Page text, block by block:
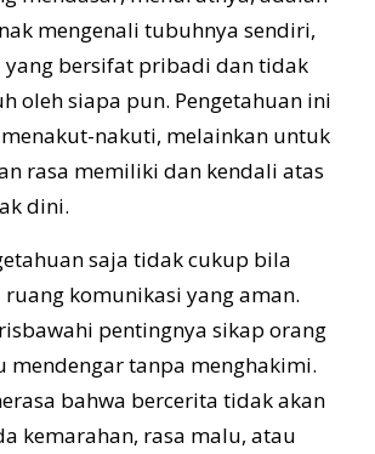
mengenali tubuhnya sendiri,
yang bersifat pribadi dan tidak
oleh siapa pun. Pengetahuan ini
nakuti, melainkan untuk
rasa memiliki dan kendali atas
dini.
saja tidak cukup bila
komunikasi yang aman.
pentingnya sikap orang
mendengar tanpa menghakimi.
bahwa bercerita tidak akan
kemarahan, rasa malu, atau